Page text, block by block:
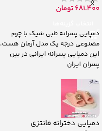
681.400تومان
دمپایی پسرانه طبی شیک با چرم
مصنوعی درجه یک مدل آرمان هست.
این دمپایی پسرانه ایرانی در بین
پسران ایران
دمپایی دخترانه فانتزی